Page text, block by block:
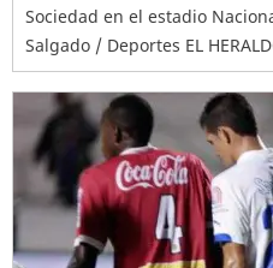
Sociedad en el estadio
Salgado / Deportes EL